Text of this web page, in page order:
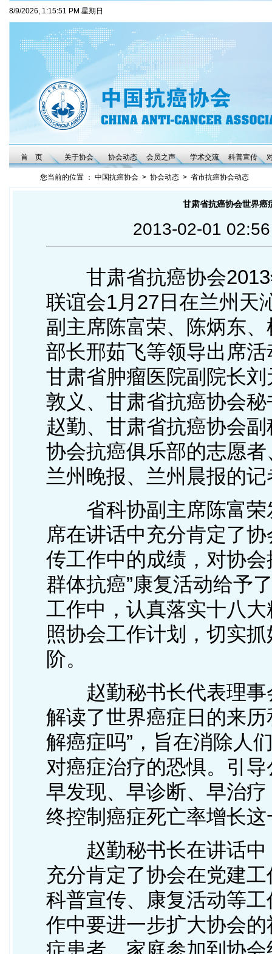
8/9/2026, 1:15:52 PM 星期日
首 页 关于协会 协会动态 会员之声 学术交流 科普宣传
您当前的位置 ： 中国抗癌协会 > 协会动态 > 省市抗癌协会动态
甘肃省抗癌协会世界癌
2013-02-01
甘肃省抗癌协会2013
联谊会1月27日在兰州天
副主席陈富荣、陈炳东
部长邢茹飞等领导出席
甘肃省肿瘤医院副院长
敦义、甘肃省抗癌协会
赵勤、甘肃省抗癌协会
协会抗癌俱乐部的志愿
兰州晚报、兰州晨报的
省科协副主席陈富荣
席在讲话中充分肯定了
传工作中的成绩，对协
群体抗癌”康复活动给予
工作中，认真落实十八
照协会工作计划，切实
阶。
赵勤秘书长代表理事
解读了世界癌症日的来
解癌症吗”，旨在消除人
对癌症治疗的恐惧。引
早发现、早诊断、早治
终控制癌症死亡率增长
赵勤秘书长在讲话中
充分肯定了协会在党建
科普宣传、康复活动等
作中要进一步扩大协会
症患者、家庭参加到协